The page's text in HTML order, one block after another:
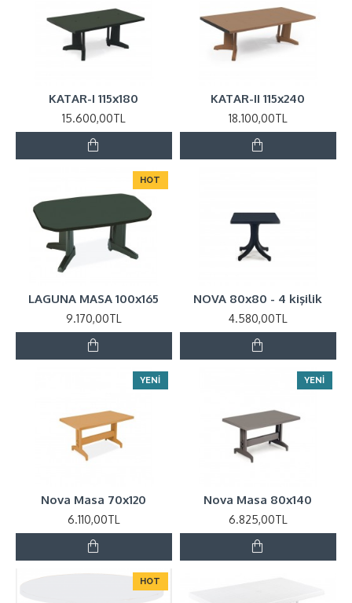
KATAR-I 115x180
15.600,00TL
KATAR-II 115x240
18.100,00TL
HOT
LAGUNA MASA 100x165
9.170,00TL
NOVA 80x80 - 4 kişilik
4.580,00TL
YENİ
Nova Masa 70x120
6.110,00TL
YENİ
Nova Masa 80x140
6.825,00TL
HOT